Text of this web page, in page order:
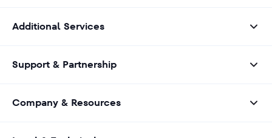
Additional Services
Support & Partnership
Company & Resources